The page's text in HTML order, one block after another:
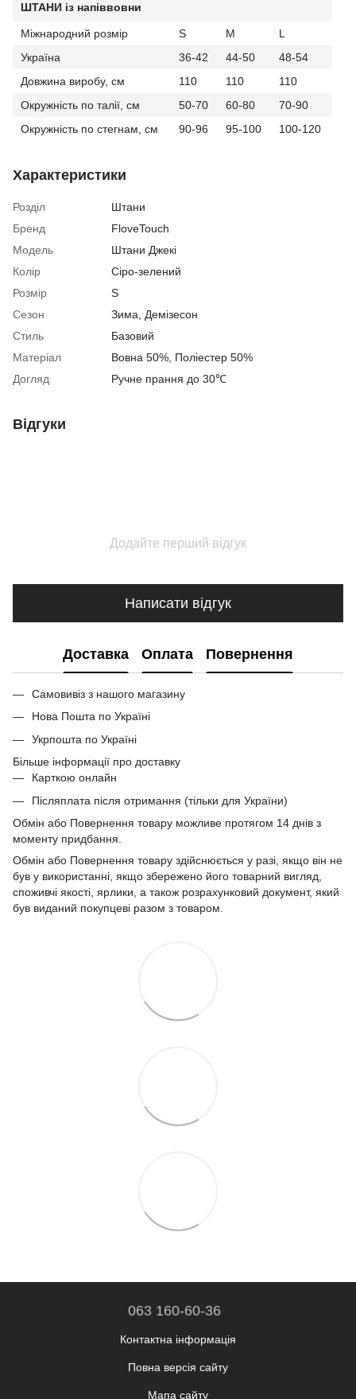
ШТАНИ із напіввовни
Міжнародний розмір S M
L
Україна
36-42 44-50
48-54
Довжина виробу, см
110 110
110
Окружність по талії, см
50-70 60-80
70-90
Окружність по стегнам, см
90-96 95-100 100-120
Характеристики
Розділ
Штани
Бренд
FloveTouch
Модель
Штани Джекі
Колір
Сіро-зелений
Розмір
S
Сезон
Зима
Демізесон
Стиль
Базовий
Матеріал
Вовна 50%, Поліестер 50%
Догляд
Ручне прання до 30℃
Відгуки
Додайте перший відгук
Написати відгук
Доставка Оплата Повернення
Самовивіз з нашого магазину
Нова Пошта по Україні
Укрпошта по Україні
Більше інформації про доставку
Карткою онлайн
Післяплата після отримання (тільки для України)
Обмін або Повернення товару можливе протягом 14 днів з
моменту придбання.
Обмін або Повернення товару здійснюється у разі, якщо він не
був у використанні, якщо збережено його товарний вигляд,
споживчі якості, ярлики, а також розрахунковий документ, який
був виданий покупцеві разом з товаром.
063 160-60-36
Контактна інформація
Повна версія сайту
Мапа сайту